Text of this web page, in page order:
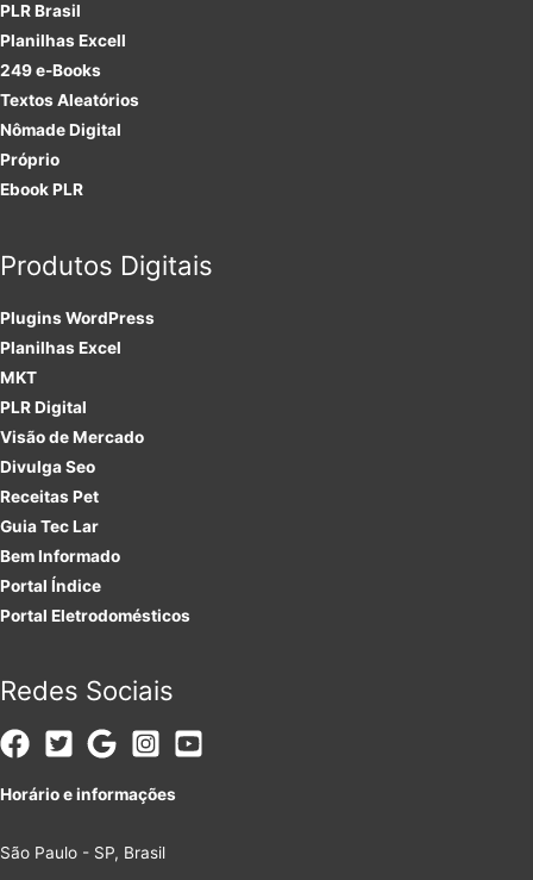
PLR Brasil
Planilhas Excell
249 e-Books
Textos Aleatórios
Nômade Digital
Próprio
Ebook PLR
Produtos Digitais
PluginsWordPress
Planilhas Excel
MKT
PLRDigital
Visão de Mercado
Divulga Seo
Receitas Pet
Guia Tec Lar
Bem Informado
Portal Índice
Portal Eletrodomésticos
Redes Sociais
Horário e informações
São Paulo - SP, Brasil